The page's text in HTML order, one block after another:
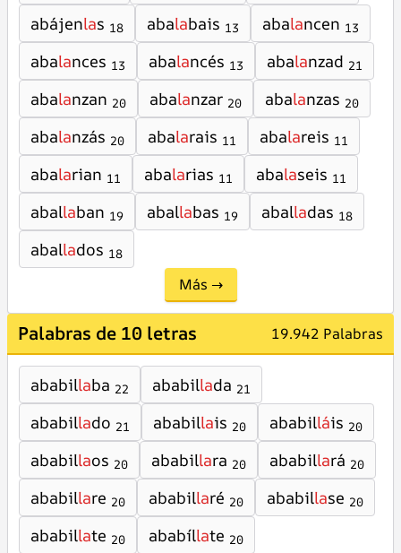
abájenlas 18 abalabais 13 abalancen 13
abalances 13 abalancés 13 abalanzad 21
abalanzan 20 abalanzar 20 abalanzas 20
abalanzás 20 abalarais 11 abalareis 11
abalarian 11 abalarias 11 abalaseis 11
aballaban 19 aballabas 19 aballadas 18
aballados 18
Más →
Palabras de 10 letras 19.942 Palabras
ababillaba 22 ababillada 21
ababillado 21 ababillais 20 ababilláis 20
ababillaos 20 ababillara 20 ababillará 20
ababillare 20 ababillaré 20 ababillase 20
ababillate 20 ababíllate 20